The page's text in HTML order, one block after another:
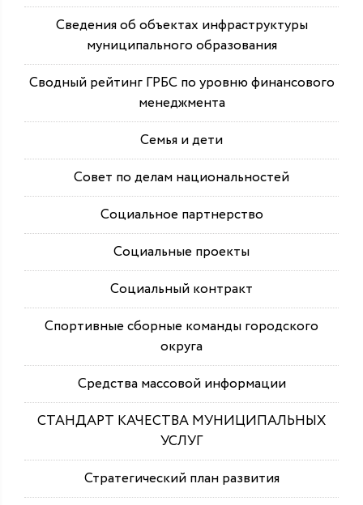
Сведения об объектах инфраструктуры
муниципального образования
Сводный рейтинг ГРБС по уровню финансового
менеджмента
Семья и дети
Совет по делам национальностей
Социальное партнерство
Социальные проекты
Социальный контракт
Спортивные сборные команды городского
округа
Средства массовой информации
СТАНДАРТ КАЧЕСТВА МУНИЦИПАЛЬНЫХ
УСЛУГ
Стратегический план развития